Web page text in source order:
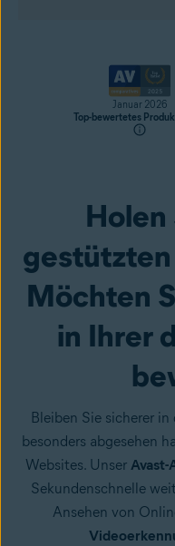
Januar 2026
Top-bewertetes
Jetzt kaufen
Holen
Möchten
in Ihrer
Bleiben Sie sicherer
besonders abgesehen
Websites. Unser Avast-
Sekundenschnelle
Ansehen von